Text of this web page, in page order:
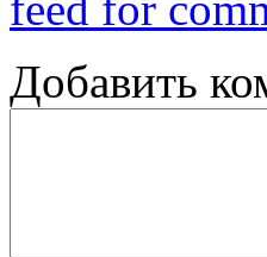
Добавить